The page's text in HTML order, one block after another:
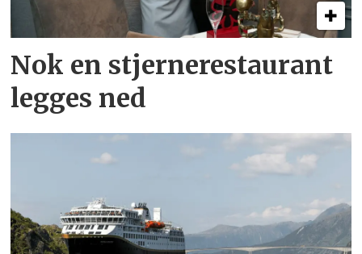
Nok en stjernerestaurant
legges ned